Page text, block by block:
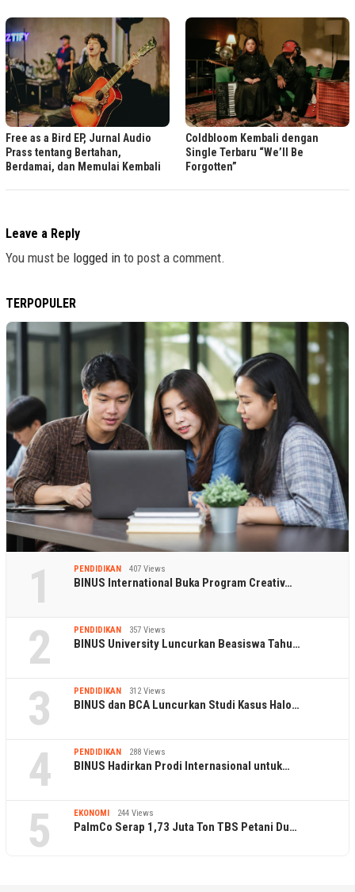
Free as a Bird EP, Jurnal Audio
Prass tentang Bertahan,
Berdamai, dan Memulai Kembali
Coldbloom Kembali dengan
Single Terbaru “We’ll Be
Forgotten”
Leave a Reply
You must be logged in to post a comment.
TERPOPULER
1 PENDIDIKAN 407 Views
BINUS International Buka Program Creativ…
2 PENDIDIKAN 357 Views
BINUS University Luncurkan Beasiswa Tahu…
3 PENDIDIKAN 312 Views
BINUS dan BCA Luncurkan Studi Kasus Halo…
4 PENDIDIKAN 288 Views
BINUS Hadirkan Prodi Internasional untuk…
5 EKONOMI 244 Views
PalmCo Serap 1,73 Juta Ton TBS Petani Du…